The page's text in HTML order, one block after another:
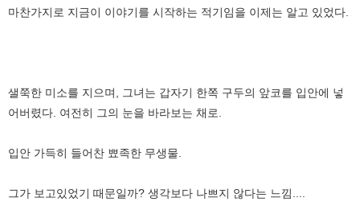
마찬가지로 지금이 이야기를 시작하는 적기임을 이제는 알고 있었다.
샐쭉한 미소를 지으며, 그녀는 갑자기 한쪽 구두의 앞코를 입안에 넣
어버렸다. 여전히 그의 눈을 바라보는 채로.
입안 가득히 들어찬 뾰족한 무생물.
그가 보고있었기 때문일까? 생각보다 나쁘지 않다는 느낌....